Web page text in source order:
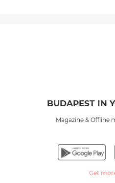
BUDAPEST IN
Magazine & Offline
Get